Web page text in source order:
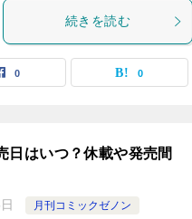
続きを読む
0 0
日はいつ？休載や発売間
月刊コミックゼノン